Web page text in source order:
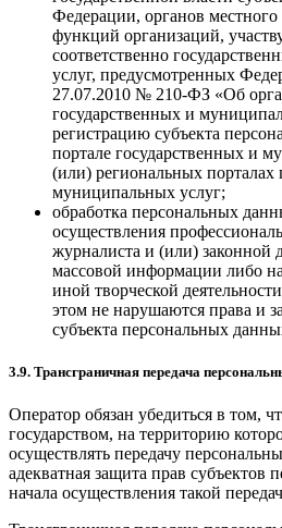
Федерации, органов местного
функций организаций,
соответственно
услуг, предусмотренных
27.07.2010 № 210-ФЗ «Об
государственных и
регистрацию субъекта
портале государственных и
(или) региональных порталах
муниципальных услуг;
обработка персональных
осуществления
журналиста и (или) законной
массовой информации либо
иной творческой
этом не нарушаются права и
субъекта персональных
3.9. Трансграничная передача
Оператор обязан убедиться в том,
государством, на территорию
осуществлять передачу
адекватная защита прав субъектов
начала осуществления такой